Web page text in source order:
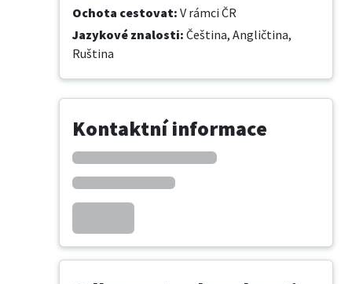
Ochota cestovat: V rámci ČR
Jazykové znalosti: Čeština, Angličtina,
Ruština
Kontaktní informace